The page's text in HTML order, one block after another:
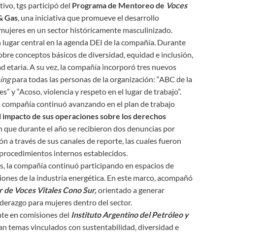
tgs participó del Programa de Mentoreo de Voces
Gas, una iniciativa que promueve el desarrollo
en un sector históricamente masculinizado.
central en la agenda DEI de la compañía. Durante
conceptos básicos de diversidad, equidad e inclusión,
etaria. A su vez, la compañía incorporó tres nuevos
para todas las personas de la organización: “ABC de la
y “Acoso, violencia y respeto en el lugar de trabajo”.
continuó avanzando en el plan de trabajo
de sus operaciones sobre los derechos
durante el año se recibieron dos denuncias por
a través de sus canales de reporte, las cuales fueron
internos establecidos.
la compañía continuó participando en espacios de
de la industria energética. En este marco, acompañó
Voces Vitales Cono Sur,orientado a generar
para mujeres dentro del sector.
en comisiones del Instituto Argentino del Petróleo y
temas vinculados con sustentabilidad, diversidad e